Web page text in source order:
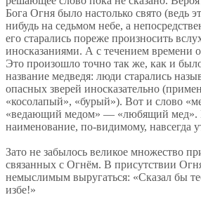
Бога Огня было настолько свято (ведь
нибудь на седьмом небе, а
его старались пореже произносить
иносказаниями. А с течением времени
Это произошло точно так же, как и
название медведя: люди старались
опасных зверей иносказательно
«косолапый», «бурый»). Вот и слово
«ведающий медом» — «любящий мед».
наименование, по-видимому, навсегда
Зато не забылось великое множество
связанных с Огнём. В присутствии
немыслимым выругаться: «Сказал бы
избе!»